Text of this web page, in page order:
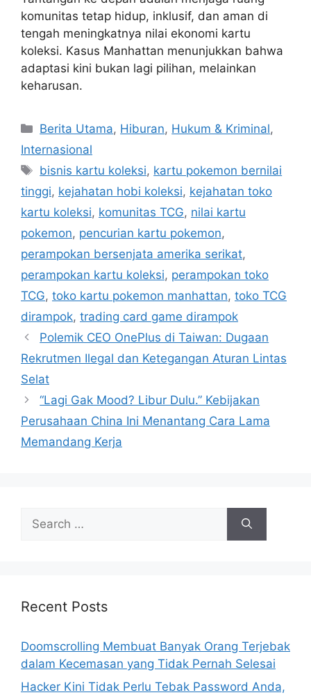
komunitas tetap hidup, inklusif, dan aman di
tengah meningkatnya nilai ekonomi kartu
koleksi. Kasus Manhattan menunjukkan bahwa
adaptasi kini bukan lagi pilihan, melainkan
keharusan.
C
e
g
o
r
s
Berita Utama, Hiburan, Hukum & Kriminal,
Internasional
T
g
s
bisnis kartu koleksi, kartu pokemon bernilai
tinggi, kejahatan hobi koleksi, kejahatan toko
kartu koleksi, komunitas TCG, nilai kartu
pokemon, pencurian kartu pokemon,
perampokan bersenjata amerika serikat,
perampokan kartu koleksi, perampokan toko
TCG, toko kartu pokemon manhattan, toko TCG
dirampok, trading card game dirampok
Polemik CEO OnePlus di Taiwan: Dugaan
Rekrutmen Ilegal dan Ketegangan Aturan Lintas
Selat
“Lagi Gak Mood? Libur Dulu.” Kebijakan
Perusahaan China Ini Menantang Cara Lama
Memandang Kerja
h
r
:
Recent Posts
Doomscrolling Membuat Banyak Orang Terjebak
dalam Kecemasan yang Tidak Pernah Selesai
Hacker Kini Tidak Perlu Tebak Password Anda,